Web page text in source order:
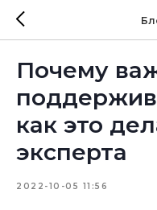
Почему
как это
эксперта
2022-10-05 11:56